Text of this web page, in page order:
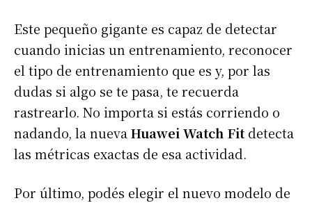
Este pequeño gigante es capaz de detectar
cuando inicias un entrenamiento, reconocer
el tipo de entrenamiento que es y, por las
dudas si algo se te pasa, te recuerda
rastrearlo. No importa si estás corriendo o
nadando, la nuevaHuawei Watch Fitdetecta
las métricas exactas de esa actividad.
Por último, podés elegir el nuevo modelo de